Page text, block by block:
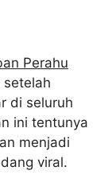
Perahu
setelah
di seluruh
ini tentunya
menjadi
viral.